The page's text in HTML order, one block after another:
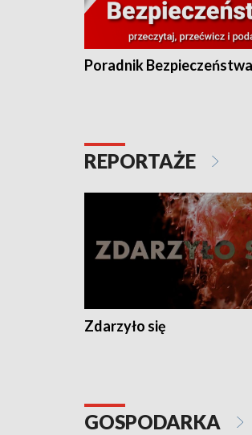
Poradnik Bezpieczeństwa
REPORTAŻE
Zdarzyło się
GOSPODARKA